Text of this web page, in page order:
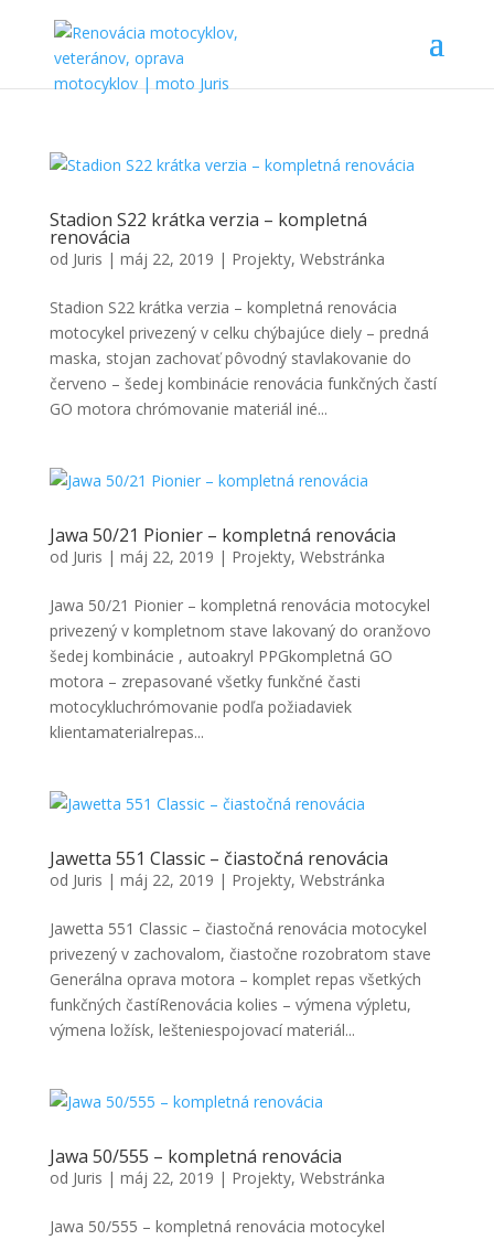
Stadion S22 krátka verzia – kompletná
renovácia
od Juris | máj 22, 2019 | Projekty, Webstránka
Stadion S22 krátka verzia – kompletná renovácia
motocykel privezený v celku chýbajúce diely – predná
maska, stojan zachovať pôvodný stavlakovanie do
červeno – šedej kombinácie renovácia funkčných častí
GO motora chrómovanie materiál iné...
Jawa 50/21 Pionier – kompletná renovácia
od Juris | máj 22, 2019 | Projekty, Webstránka
Jawa 50/21 Pionier – kompletná renovácia motocykel
privezený v kompletnom stave lakovaný do oranžovo
šedej kombinácie , autoakryl PPGkompletná GO
motora – zrepasované všetky funkčné časti
motocykluchrómovanie podľa požiadaviek
klientamaterialrepas...
Jawetta 551 Classic – čiastočná renovácia
od Juris | máj 22, 2019 | Projekty, Webstránka
Jawetta 551 Classic – čiastočná renovácia motocykel
privezený v zachovalom, čiastočne rozobratom stave
Generálna oprava motora – komplet repas všetkých
funkčných častíRenovácia kolies – výmena výpletu,
výmena ložísk, lešteniespojovací materiál...
Jawa 50/555 – kompletná renovácia
od Juris | máj 22, 2019 | Projekty, Webstránka
Jawa 50/555 – kompletná renovácia motocykel